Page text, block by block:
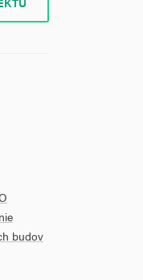
budov